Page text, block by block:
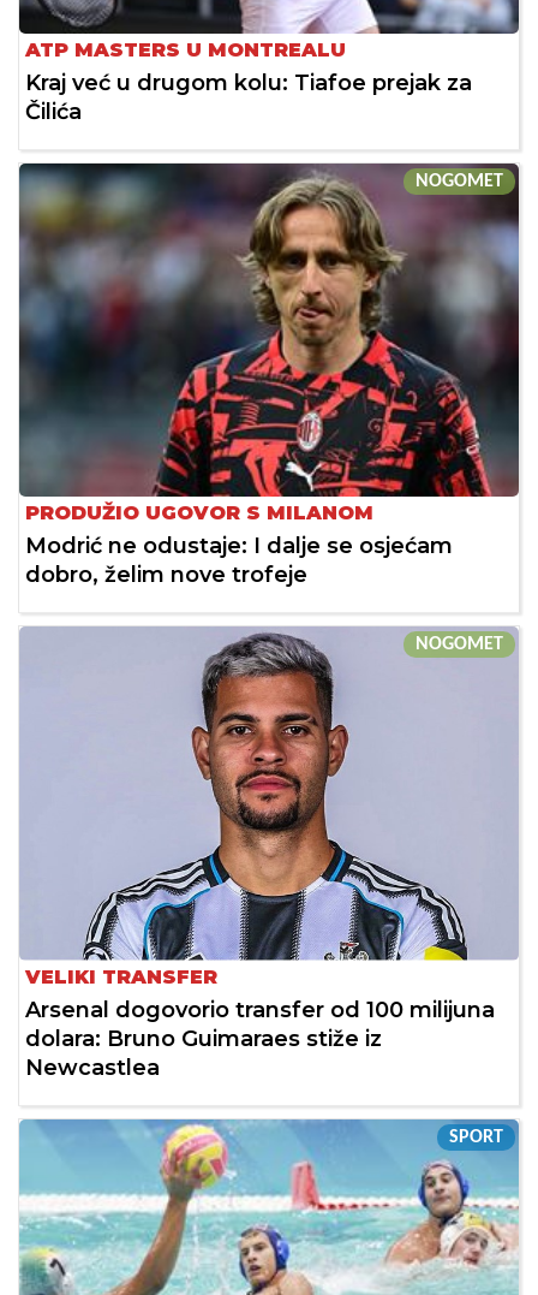
ATP MASTERS U MONTREALU
Kraj već u drugom kolu: Tiafoe prejak za
Čilića
NOGOMET
PRODUŽIO UGOVOR S MILANOM
Modrić ne odustaje: I dalje se osjećam
dobro, želim nove trofeje
NOGOMET
VELIKI TRANSFER
Arsenal dogovorio transfer od 100 milijuna
dolara: Bruno Guimaraes stiže iz
Newcastlea
SPORT